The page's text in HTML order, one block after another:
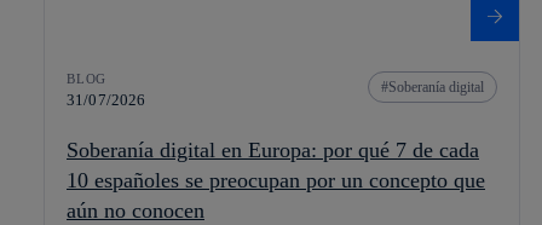
BLOG
31/07/2026
Soberanía digital
Soberanía digital en Europa: por qué 7 de cada
10 españoles se preocupan por un concepto que
aún no conocen